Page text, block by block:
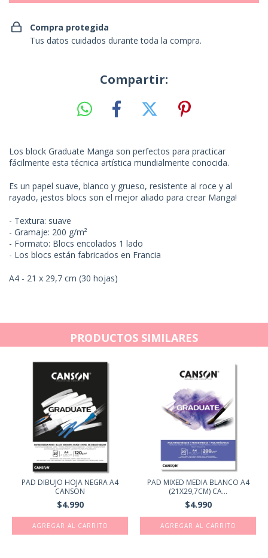
Compra protegida
Tus datos cuidados durante toda la compra.
Compartir:
Los block Graduate Manga son perfectos para practicar
fácilmente esta técnica artística mundialmente conocida.
Es un papel suave, blanco y grueso, resistente al roce y al
rayado, ¡estos blocs son el mejor aliado para crear Manga!
- Textura: suave
- Gramaje: 200 g/m²
- Formato: Blocs encolados 1 lado
- Los blocs están fabricados en Francia
A4 - 21 x 29,7 cm (30 hojas)
PRODUCTOS SIMILARES
PAD DIBUJO HOJA NEGRA A4
CANSON
$4.990
PAD MIXED MEDIA BLANCO A4
(21X29,7CM) CA...
$4.990